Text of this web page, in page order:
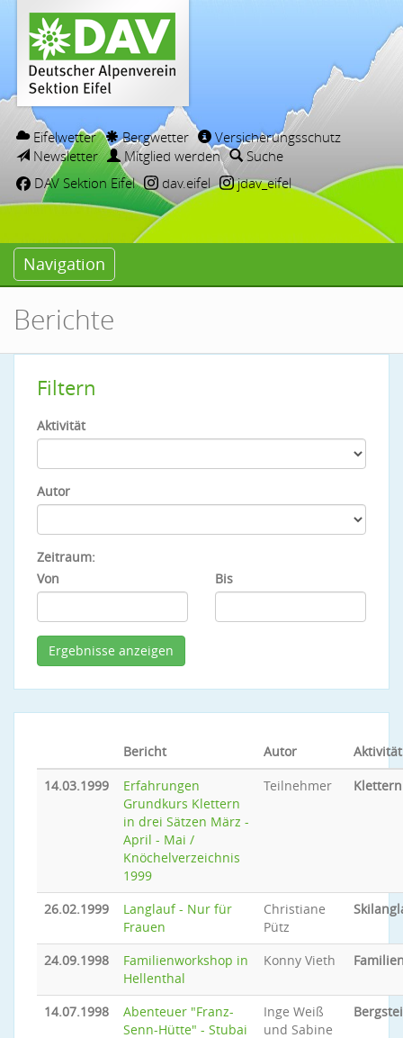
Eifelwetter Bergwetter
Versicherungsschutz
Newsletter
Mitglied werden
Suche
DAV Sektion Eifel
dav.eifel jdav_eifel
Navigation
Berichte
Filtern
Aktivität
Autor
Zeitraum:
Von
Bis
Bericht Autor
Aktivität
14.03.1999
Erfahrungen
Grundkurs Klettern
in drei Sätzen März -
April - Mai /
Knöchelverzeichnis
1999
Teilnehmer Klettern
26.02.1999
Langlauf - Nur für
Frauen
Christiane
Pütz
24.09.1998
Familienworkshop in
Hellenthal
Konny Vieth
14.07.1998
Abenteuer "Franz-
Senn-Hütte" - Stubai
Inge Weiß
und Sabine